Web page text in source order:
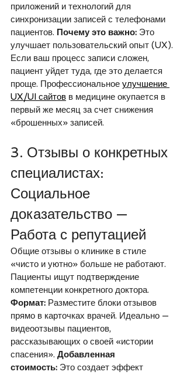
приложений и технологий для
синхронизации записей с телефонами
пациентов. Почему это важно: Это
улучшает пользовательский опыт (UX).
Если ваш процесс записи сложен,
пациент уйдет туда, где это делается
проще. Профессиональное улучшение
UX/UI сайтов в медицине окупается в
первый же месяц за счет снижения
«брошенных» записей.
3. Отзывы о конкретных
специалистах:
Социальное
доказательство —
Работа с репутацией
Общие отзывы о клинике в стиле
«чисто и уютно» больше не работают.
Пациенты ищут подтверждение
компетенции конкретного доктора.
Формат: Разместите блоки отзывов
прямо в карточках врачей. Идеально —
видеоотзывы пациентов,
рассказывающих о своей «истории
спасения». Добавленная
стоимость: Это создает эффект